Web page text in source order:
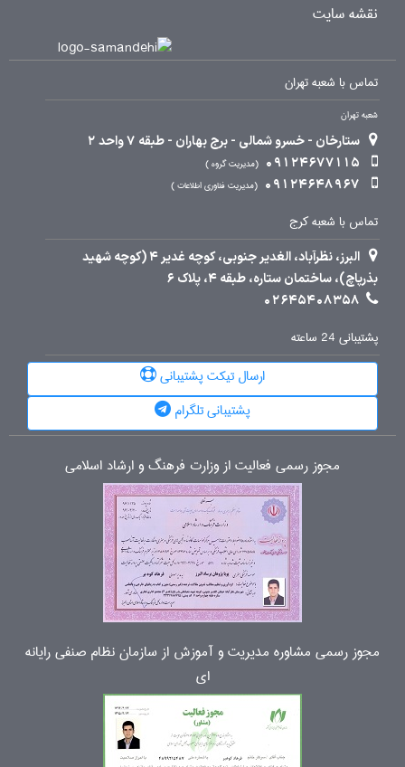
نقشه سایت
تماس با شعبه تهران
شعبه تهران
ستارخان - خسرو شمالی - برج بهاران - طبقه 7 واحد 2
09124677115
مدیریت گروه
09124648967 مدیریت فناوری اطلاعات
تماس با شعبه کرج
البرز، نظرآباد، الغدیر جنوبی، کوچه غدیر 4 (کوچه شهید
بذرپاچ)، ساختمان ستاره، طبقه 4، پلاک 6
02645408358
پشتیبانی 24 ساعته
ارسال تیکت پشتیبانی
پشتیبانی تلگرام
مجوز رسمی فعالیت از وزارت فرهنگ و ارشاد اسلامی
مجوز رسمی مشاوره مدیریت و آموزش از سازمان نظام صنفی رایانه
ای